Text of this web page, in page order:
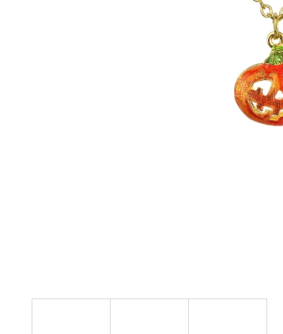
NÁHRDELNÍK KOLEČKO A HRUŠKY